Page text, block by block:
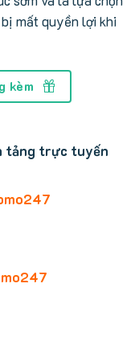
mất quyền lợi khi
kèm
tảng trực tuyến